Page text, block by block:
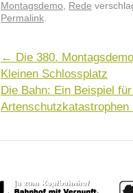
Montagsdemo, Rede
Permalink.
← Die 380.
Kleinen Schlossplatz
Die Bahn: Ein Beispiel
Artenschutzkatastrophen